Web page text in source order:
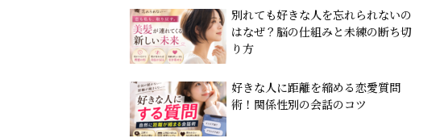
別れても好きな人を忘れられないの
はなぜ？脳の仕組みと未練の断ち切
り方
好きな人に距離を縮める恋愛質問
術！関係性別の会話のコツ